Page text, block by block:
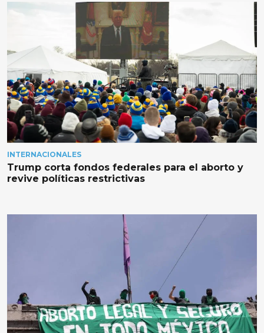
INTERNACIONALES
Trump corta fondos federales para el aborto y
revive políticas restrictivas